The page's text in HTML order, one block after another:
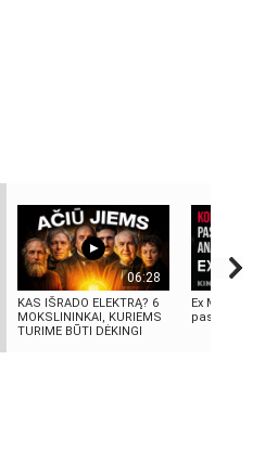
06:28
KAS IŠRADO ELEKTRĄ? 6
MOKSLININKAI, KURIEMS
TURIME BŪTI DĖKINGI
Ex
pasirinkimo